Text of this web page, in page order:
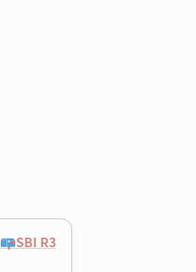
📪SBI R3